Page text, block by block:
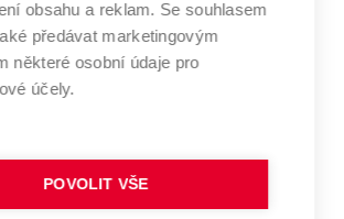
fondů
údajů
V BRNĚ
www.vut.cz
vut@vutbr.cz
obsahu a reklam. Se souhlasem
předávat marketingovým
některé osobní údaje pro
účely.
POVOLIT VŠE